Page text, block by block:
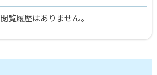
閲覧履歴はありません。